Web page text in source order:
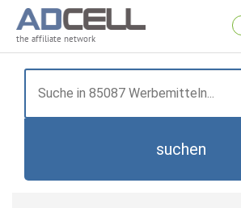
the affiliate network
suchen